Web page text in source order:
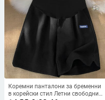
Коремни панталони за бременни
в корейски стил Летни свободни